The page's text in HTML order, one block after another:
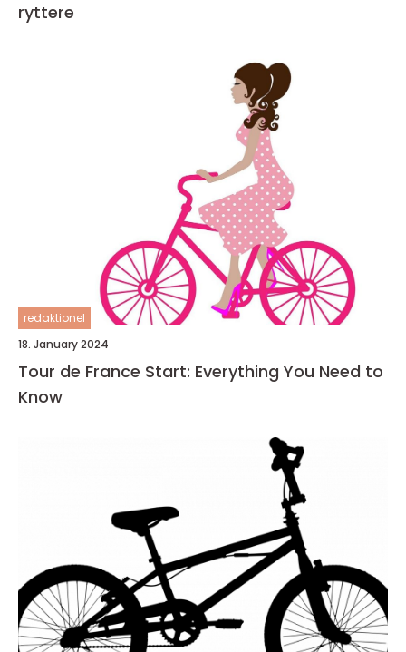
ryttere
redaktionel
18. January 2024
Tour de France Start: Everything You Need to
Know